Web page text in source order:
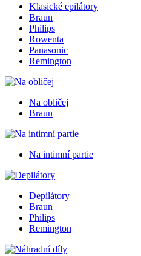
Klasické epilátory
Braun
Philips
Rowenta
Panasonic
Remington
Na obličej
Braun
Na intimní partie
Depilátory
Braun
Philips
Remington